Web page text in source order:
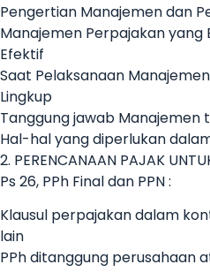
Pengertian Manajemen dan
Manajemen Perpajakan yang
Efektif
Saat Pelaksanaan
Lingkup
Tanggung jawab
Hal-hal yang diperlukan
2. PERENCANAAN PAJAK
Ps 26, PPh Final dan PPN :
Klausul perpajakan dalam
lain
PPh ditanggung perusahaan